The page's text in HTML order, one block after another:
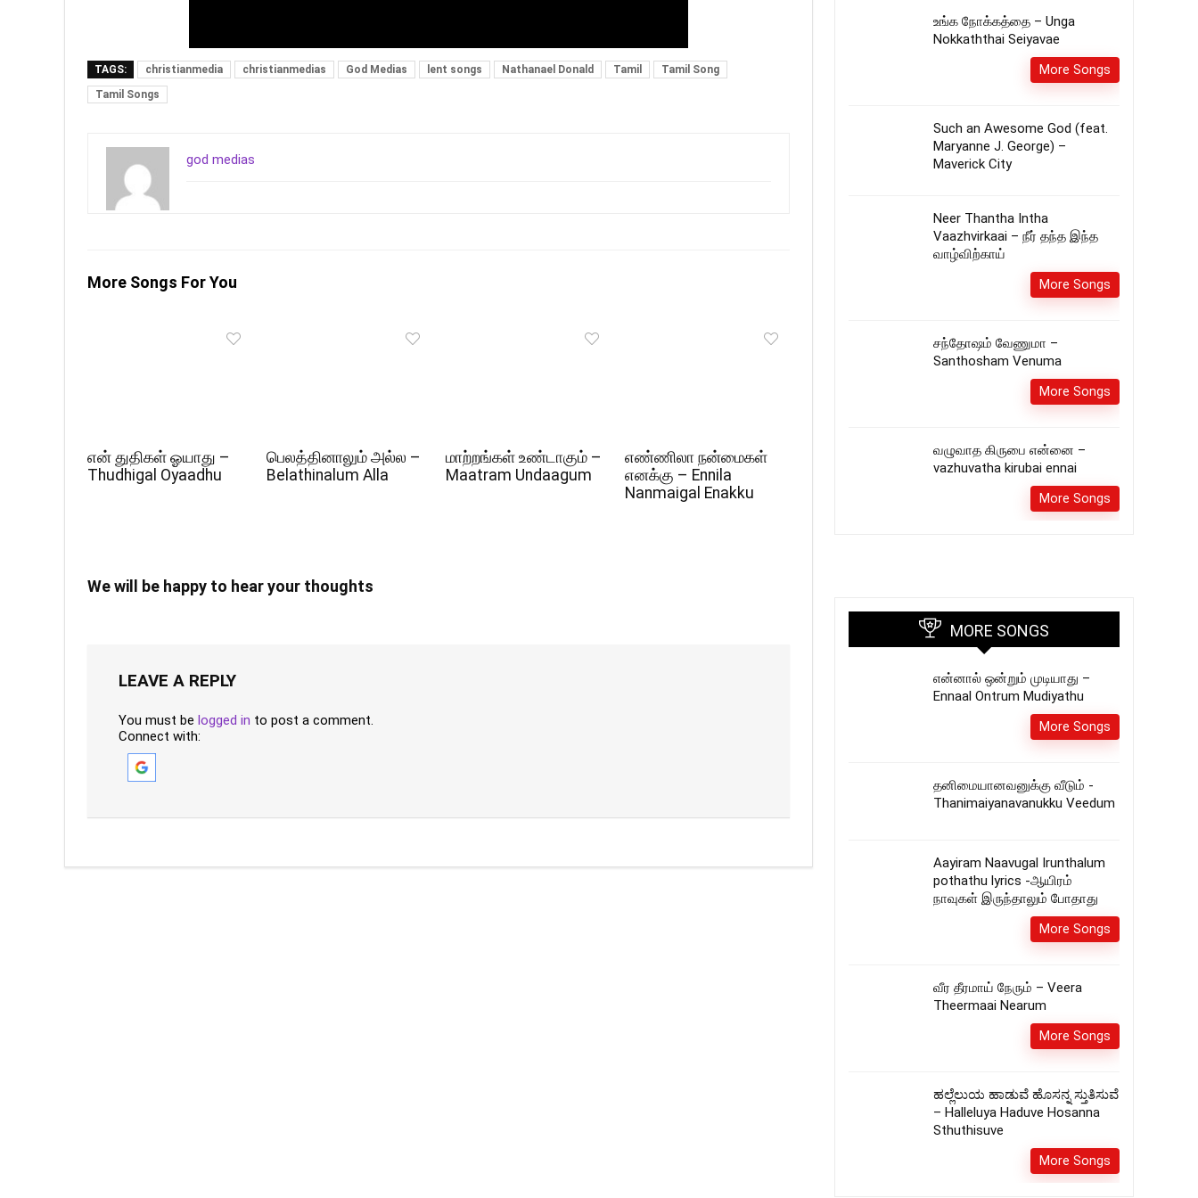
TAGS: christianmedia christianmedias God Medias lent songs Nathanael Donald Tamil
Tamil Song
Tamil Songs
god medias
More Songs For You
என் துதிகள் ஓயாது –
Thudhigal Oyaadhu
பெலத்தினாலும் அல்ல –
Belathinalum Alla
மாற்றங்கள் உண்டாகும் –
Maatram Undaagum
எண்ணிலா நன்மைகள்
எனக்கு – Ennila
Nanmaigal Enakku
We will be happy to hear your thoughts
LEAVE A REPLY
You must be logged in to post a comment.
Connect with:
உங்க நோக்கத்தை – Unga
Nokkaththai Seiyavae
More Songs
Such an Awesome God (feat.
Maryanne J. George) –
Maverick City
Neer Thantha Intha
Vaazhvirkaai – நீர் தந்த இந்த
வாழ்விற்காய்
More Songs
சந்தோஷம் வேணுமா –
Santhosham Venuma
More Songs
வழுவாத கிருபை என்னை –
vazhuvatha kirubai ennai
More Songs
MORE SONGS
என்னால் ஒன்றும் முடியாது –
Ennaal Ontrum Mudiyathu
More Songs
தனிமையானவனுக்கு வீடும் -
Thanimaiyanavanukku Veedum
Aayiram Naavugal Irunthalum
pothathu lyrics -ஆயிரம்
நாவுகள் இருந்தாலும் போதாது
More Songs
வீர தீரமாய் நேரும் – Veera
Theermaai Nearum
More Songs
ಹಲ್ಲೆಲುಯ ಹಾಡುವೆ ಹೊಸನ್ನ ಸ್ತುತಿಸುವೆ
– Halleluya Haduve Hosanna
Sthuthisuve
More Songs